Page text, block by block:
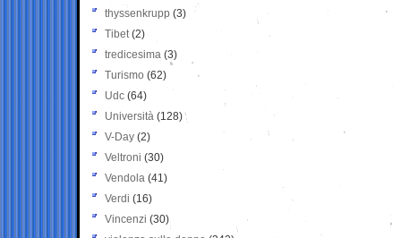
thyssenkrupp (3)
Tibet(2)
tredicesima (3)
Turismo (62)
Udc (64)
Università (128)
V-Day (2)
Veltroni (30)
Vendola (41)
Verdi (16)
Vincenzi (30)